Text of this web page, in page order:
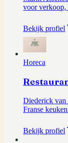
voor verkoop,
Bekijk profiel
Horeca
Diederick van
Franse
Bekijk profiel